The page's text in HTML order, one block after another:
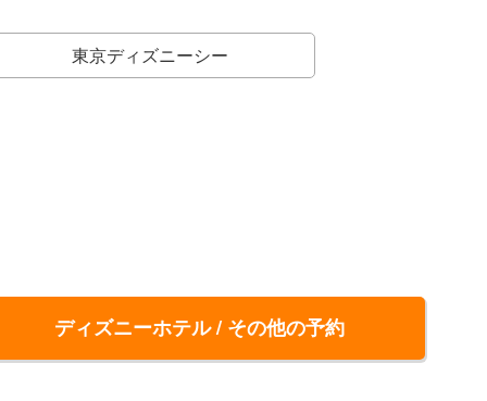
東京ディズニーシー
ディズニーホテル / その他の予約